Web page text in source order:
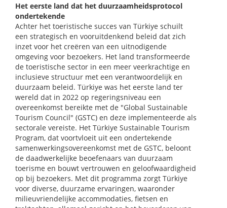
Het eerste land dat het duurzaamheidsprotocol
ondertekende
Achter het toeristische succes van Türkiye schuilt
een strategisch en vooruitdenkend beleid dat zich
inzet voor het creëren van een uitnodigende
omgeving voor bezoekers. Het land transformeerde
de toeristische sector in een meer veerkrachtige en
inclusieve structuur met een verantwoordelijk en
duurzaam beleid. Türkiye was het eerste land ter
wereld dat in 2022 op regeringsniveau een
overeenkomst bereikte met de "Global Sustainable
Tourism Council" (GSTC) en deze implementeerde als
sectorale vereiste. Het Türkiye Sustainable Tourism
Program, dat voortvloeit uit een ondertekende
samenwerkingsovereenkomst met de GSTC, beloont
de daadwerkelijke beoefenaars van duurzaam
toerisme en bouwt vertrouwen en geloofwaardigheid
op bij bezoekers. Met dit programma zorgt Türkiye
voor diverse, duurzame ervaringen, waaronder
milieuvriendelijke accommodaties, fietsen en